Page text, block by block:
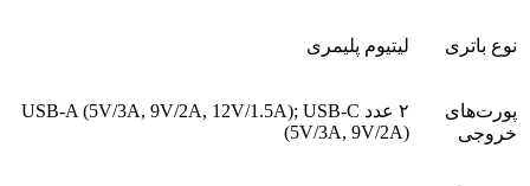
نوع باتری لیتیوم پلیمری
پورت‌های
خروجی
۲ عدد USB-A (5V/3A, 9V/2A, 12V/1.5A); USB-C
(5V/3A, 9V/2A)